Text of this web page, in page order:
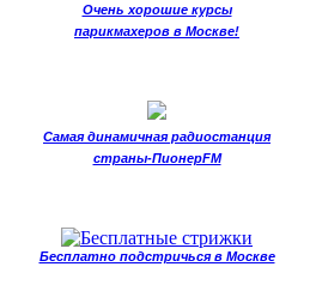
Очень хорошие курсы
парикмахеров в Москве!
Самая динамичная радиостанция
страны-ПионерFM
Бесплатно подстричься в Москве